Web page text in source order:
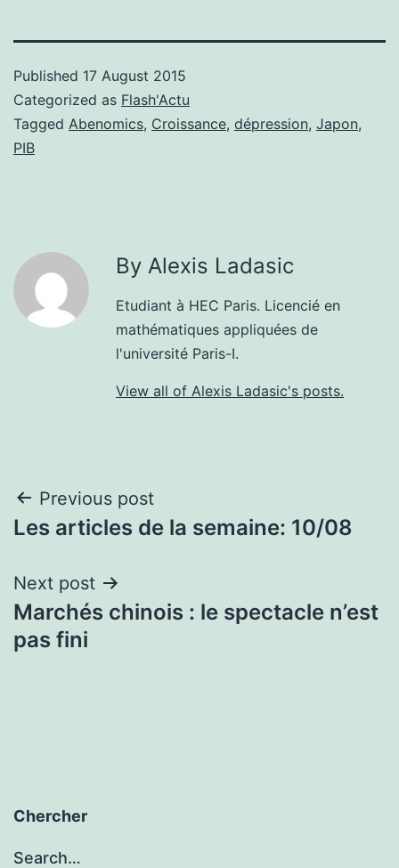
Published 17 August 2015
Categorized as Flash'Actu
Tagged Abenomics, Croissance, dépression, Japon,
PIB
By Alexis Ladasic
Etudiant à HEC Paris. Licencié en
mathématiques appliquées de
l'université Paris-I.
View all of Alexis Ladasic's posts.
Post
navigation
Previous post
Les articles de la semaine: 10/08
Next post
Marchés chinois : le spectacle n’est
pas fini
Chercher
Search…